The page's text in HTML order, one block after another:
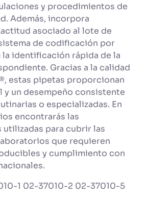
y procedimientos de
Además, incorpora
asociado al lote de
de codificación por
identificación rápida de la
Gracias a la calidad
estas pipetas proporcionan
y un desempeño consistente
o especializadas. En
encontrarás las
utilizadas para cubrir las
que requieren
y cumplimiento con
1 02-37010-2 02-37010-5